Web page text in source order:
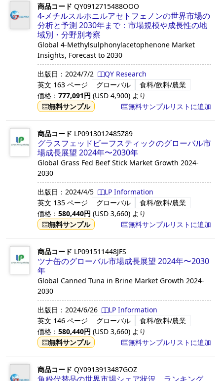
商品コード QY0912715488OOO
4-メチルスルホニルアセトフェノンの世界市場の
分析と予測 2030年まで：市場規模や成長性の地
域別・分野別考察
Global 4-Methylsulphonylacetophenone Market
Insights, Forecast to 2030
出版日： 2024/7/2
QY Research
英文 163 ページ グローバル
食料/飲料/農業
価格： 777,091円 (USD 4,900) より
無料サンプル
無料サンプルリストに追加
商品コード LP0913012485Z89
グラスフェッドビーフスティックのグローバル市
場成長展望 2024年〜2030年
Global Grass Fed Beef Stick Market Growth 2024-
2030
出版日： 2024/4/5
LP Information
英文 135 ページ グローバル
食料/飲料/農業
価格： 580,440円 (USD 3,660) より
無料サンプル
無料サンプルリストに追加
商品コード LP091511448JFS
ツナ缶のグローバル市場成長展望 2024年〜2030
年
Global Canned Tuna in Brine Market Growth 2024-
2030
出版日： 2024/6/26
LP Information
英文 146 ページ グローバル
食料/飲料/農業
価格： 580,440円 (USD 3,660) より
無料サンプル
無料サンプルリストに追加
商品コード QY0913913487GOZ